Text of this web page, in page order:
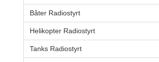
Båter Radiostyrt
Helikopter Radiostyrt
Tanks Radiostyrt